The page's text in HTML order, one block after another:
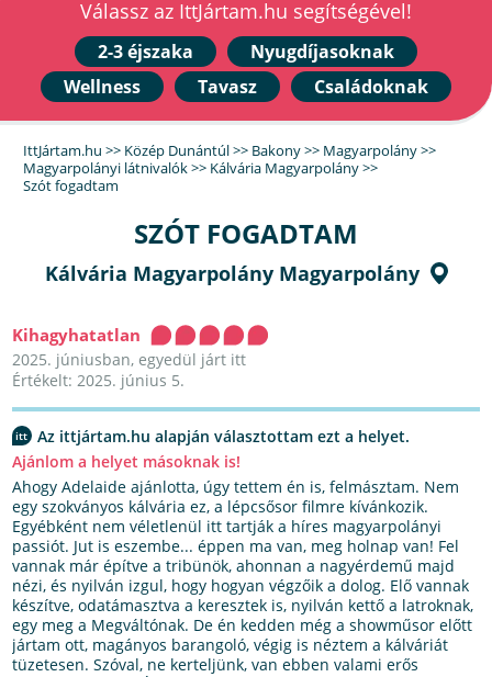
Válassz az IttJártam.hu segítségével!
2-3 éjszaka
Nyugdíjasoknak
Wellness
Tavasz Családoknak
IttJártam.hu >> Közép Dunántúl>> Bakony>> Magyarpolány>>
Magyarpolányi látnivalók>> Kálvária Magyarpolány>>
Szót fogadtam
SZÓT FOGADTAM
Kálvária Magyarpolány Magyarpolány
Kihagyhatatlan
2025. júniusban, egyedül járt itt
Értékelt: 2025. június 5.
Az ittjártam.hu alapján választottam ezt a helyet.
Ajánlom a helyet másoknak is!
Ahogy Adelaide ajánlotta, úgy tettem én is, felmásztam. Nem
egy szokványos kálvária ez, a lépcsősor filmre kívánkozik.
Egyébként nem véletlenül itt tartják a híres magyarpolányi
passiót. Jut is eszembe... éppen ma van, meg holnap van! Fel
vannak már építve a tribünök, ahonnan a nagyérdemű majd
nézi, és nyilván izgul, hogy hogyan végzőik a dolog. Elő vannak
készítve, odatámasztva a keresztek is, nyilván kettő a latroknak,
egy meg a Megváltónak. De én kedden még a showműsor előtt
jártam ott, magányos barangoló, végig is néztem a kálváriát
tüzetesen. Szóval, ne kerteljünk, van ebben valami erős